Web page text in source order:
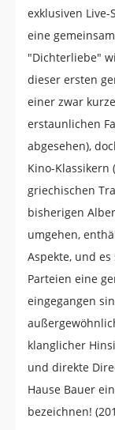
exklusiven
eine
"Dichterliebe"
dieser ersten
einer zwar
erstaunlichen
abgesehen),
Kino-Klassikern
griechischen
bisherigen
umgehen,
Aspekte, und
Parteien eine
eingegangen
klanglicher
und direkte
Hause Bauer
bezeichnen!